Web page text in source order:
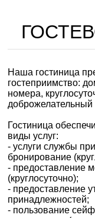
Наша гостиница
гостеприимство:
номера,
доброжелательный
Гостиница
виды услуг:
- услуги службы
бронирование
- предоставление
(круглосуточно);
- предоставление
принадлежностей;
- пользование